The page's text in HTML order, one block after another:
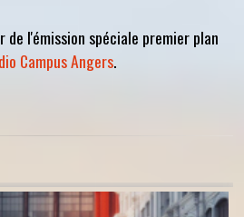
l'émission spéciale premier plan
Campus Angers.